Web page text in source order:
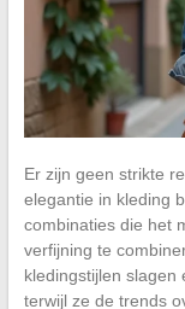
Er zijn geen strikte
elegantie in kleding
combinaties die het
verfijning te
kledingstijlen slagen
terwijl ze de trends